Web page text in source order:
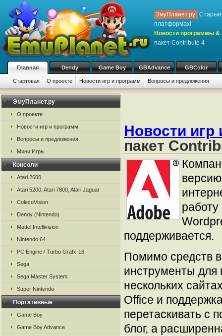
ЭмуПланет.ру: Старые
платформах!
Новости программы &
пакет Contribute 4
Главная Dendy Game Boy GBAdvance GBColor
Стартовая О проекте Новости игр и программ Вопросы и предложения
ЭмуПланет.ру
О проекте
Новости игр и программ
Вопросы и предложения
Мини Игры
Консоли
Atari 2600
Atari 5200, Atari 7800, Atari Jaguar
ColecoVision
Dendy (Nintendo)
Mattel Intellivision
Nintendo 64
PC Engine / Turbo Grafx-16
Sega
Sega Master System
Super Nintendo
Портативные
Game Boy
Game Boy Advance
Новости игр
пакет
поддерживается.
Помимо средств
инструменты для
нескольких
Office и
перетаскивать с
блог, а